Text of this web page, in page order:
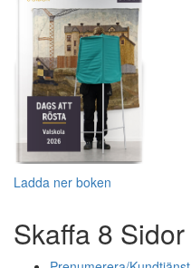
Ladda ner boken
Skaffa 8 Sidor